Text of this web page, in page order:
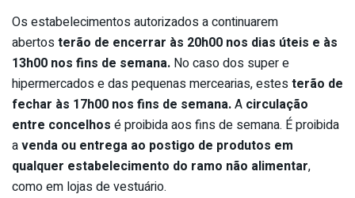
Os estabelecimentos autorizados a continuarem
abertosterão de encerrar às 20h00 nos dias úteis e às
13h00 nos fins de semana. No caso dos super e
hipermercados e das pequenas mercearias, estesterão de
fechar às 17h00 nos fins de semana.A circulação
entre concelhos é proibida aos fins de semana. É proibida
avenda ou entrega ao postigo de produtos em
qualquer estabelecimento do ramo não alimentar,
como em lojas de vestuário.